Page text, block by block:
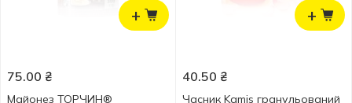
+
75.00 ₴
Майонез ТОРЧИН®
+
40.50 ₴
Часник Kamis гранульований